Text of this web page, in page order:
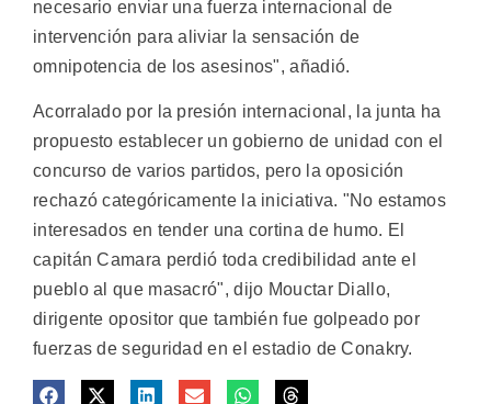
necesario enviar una fuerza internacional de
intervención para aliviar la sensación de
omnipotencia de los asesinos", añadió.
Acorralado por la presión internacional, la junta ha
propuesto establecer un gobierno de unidad con el
concurso de varios partidos, pero la oposición
rechazó categóricamente la iniciativa. "No estamos
interesados en tender una cortina de humo. El
capitán Camara perdió toda credibilidad ante el
pueblo al que masacró", dijo Mouctar Diallo,
dirigente opositor que también fue golpeado por
fuerzas de seguridad en el estadio de Conakry.